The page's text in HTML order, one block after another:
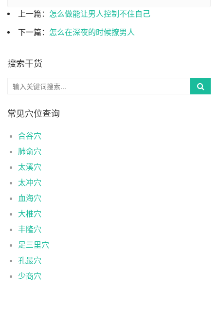
上一篇： 怎么做能让男人控制不住自己
下一篇： 怎么在深夜的时候撩男人
搜索干货
常见穴位查询
合谷穴
肺俞穴
太溪穴
太冲穴
血海穴
大椎穴
丰隆穴
足三里穴
孔最穴
少商穴